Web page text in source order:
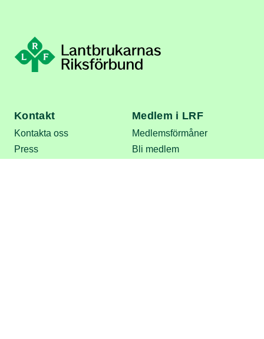
Kontakt
Kontakta oss
Press
Medlem i LRF
Medlemsförmåner
Bli medlem